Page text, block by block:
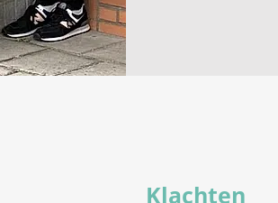
Klachten